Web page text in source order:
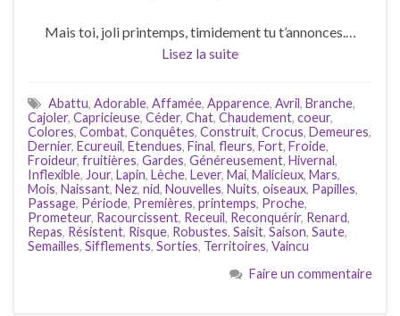
Mais toi, joli printemps, timidement tu t’annonces.…
Lisez la suite
Abattu, Adorable, Affamée, Apparence, Avril, Branche,
Cajoler, Capricieuse, Céder, Chat, Chaudement, coeur,
Colores, Combat, Conquêtes, Construit, Crocus, Demeures,
Dernier, Ecureuil, Etendues, Final, fleurs, Fort, Froide,
Froideur, fruitières, Gardes, Généreusement, Hivernal,
Inflexible, Jour, Lapin, Lèche, Lever, Mai, Malicieux, Mars,
Mois, Naissant, Nez, nid, Nouvelles, Nuits, oiseaux, Papilles,
Passage, Période, Premières, printemps, Proche,
Prometeur, Racourcissent, Receuil, Reconquérir, Renard,
Repas, Résistent, Risque, Robustes, Saisit, Saison, Saute,
Semailles, Sifflements, Sorties, Territoires, Vaincu
Faire un commentaire